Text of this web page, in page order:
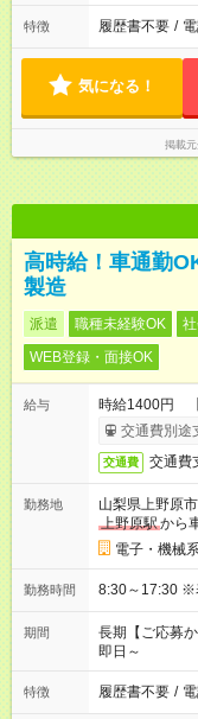
特徴 履歴書不要 /
気になる！
掲載
高時給！車通勤
製造
派遣 職種未経験OK
WEB登録・面接OK
給与
時給1400円
交通費別途
交通費 交通費
勤務地
山梨県上野原市
上野原駅から
電子・機械
勤務時間
期間
長期【ご応募
即日～
特徴 履歴書不要 /